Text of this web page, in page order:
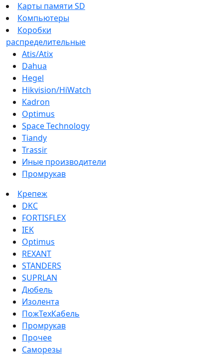
Карты памяти SD
Компьютеры
Коробки
распределительные
Atis/Atix
Dahua
Hegel
Hikvision/HiWatch
Kadron
Optimus
Space Technology
Tiandy
Trassir
Иные производители
Промрукав
Крепеж
DKC
FORTISFLEX
IEK
Optimus
REXANT
STANDERS
SUPRLAN
Дюбель
Изолента
ПожТехКабель
Промрукав
Прочее
Саморезы